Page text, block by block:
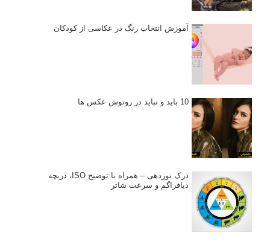
آموزش انتخاب رنگ در عکاسی از کودکان
10 باید و نباید در روتوش عکس ها
درک نوردهی – همراه با توضیح ISO، دریچه
دیافراگم و سرعت شاتر